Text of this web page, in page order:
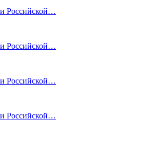
Российской…
Российской…
Российской…
Российской…